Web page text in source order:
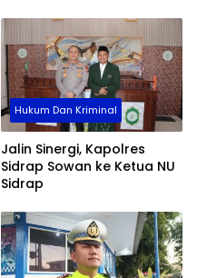
Hukum Dan Kriminal
Jalin Sinergi, Kapolres
Sidrap Sowan ke Ketua NU
Sidrap